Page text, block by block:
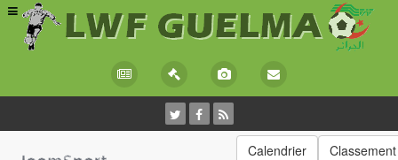
Calendrier Classement